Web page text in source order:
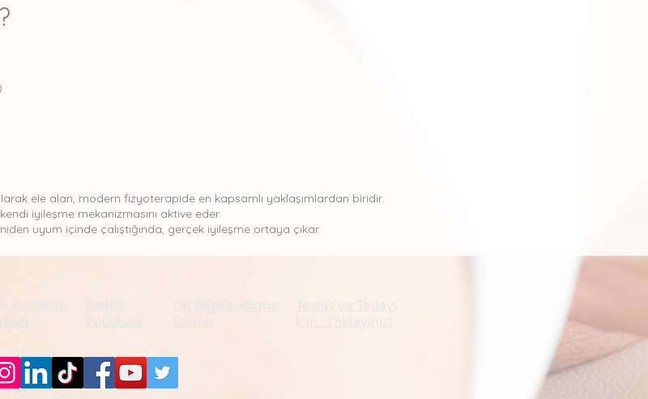
ele alan, modern fizyoterapide en kapsamlı yaklaşımlardan biridir.
iyileşme mekanizmasını aktive eder.
uyum içinde çalıştığında, gerçek iyileşme ortaya çıkar.